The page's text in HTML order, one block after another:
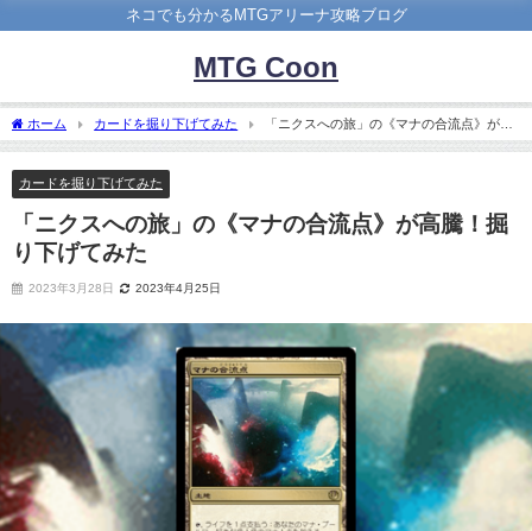
ネコでも分かるMTGアリーナ攻略ブログ
MTG Coon
ホーム カードを掘り下げてみた
「ニクスへの旅」の《マナの合流点》が高
騰！掘り下げてみた
カードを掘り下げてみた
「ニクスへの旅」の《マナの合流点》が高騰！掘
り下げてみた
2023年3月28日 2023年4月25日